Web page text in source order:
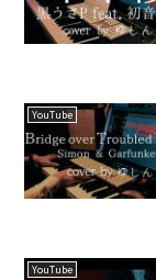
YouTube
YouTube